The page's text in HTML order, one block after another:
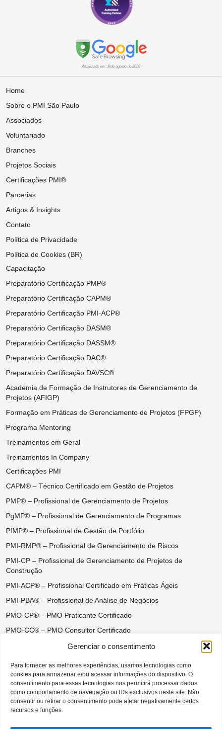
Gerenciar o consentimento
Para fornecer as melhores experiências, usamos tecnologias como
cookies para armazenar e/ou acessar informações do dispositivo. O
consentimento para essas tecnologias nos permitirá processar dados
como comportamento de navegação ou IDs exclusivos neste site. Não
consentir ou retirar o consentimento pode afetar negativamente certos
recursos e funções.
Atualizado em: 8 de agosto de 2026
Home
Sobre o PMI São Paulo
Associados
Voluntariado
Branches
Projetos Sociais
Certificações PMI®
Parcerias
Artigos & Insights
Contato
Política de Privacidade
Política de Cookies (BR)
Capacitação
Preparatório Certificação PMP®
Preparatório Certificação CAPM®
Preparatório Certificação PMI-ACP®
Preparatório Certificação DASM®
Preparatório Certificação DASSM®
Preparatório Certificação DAC®
Preparatório Certificação DAVSC®
Academia de Formação de Instrutores de Gerenciamento de
Projetos (AFIGP)
Formação em Práticas de Gerenciamento de Projetos (FPGP)
Programa Mentoring
Treinamentos em Geral
Treinamentos In Company
Certificações PMI
CAPM® – Técnico Certificado em Gestão de Projetos
PMP® – Profissional de Gerenciamento de Projetos
PgMP® – Profissional de Gerenciamento de Programas
PfMP® – Profissional de Gestão de Portfólio
PMI-RMP® – Profissional de Gerenciamento de Riscos
PMI-CP – Profissional de Gerenciamento de Projetos de
Construção
PMI-ACP® – Profissional Certificado em Práticas Ágeis
PMI-PBA® – Profissional de Análise de Negócios
PMO-CP® – PMO Praticante Certificado
PMO-CC® – PMO Consultor Certificado
Certificações do Ágil Disciplinado
DASSM® – Disciplined Agile Senior Scrum Master
DAC® – Disciplined Agile Coach
DAVSC® – Disciplined Agile Value Stream Consultant